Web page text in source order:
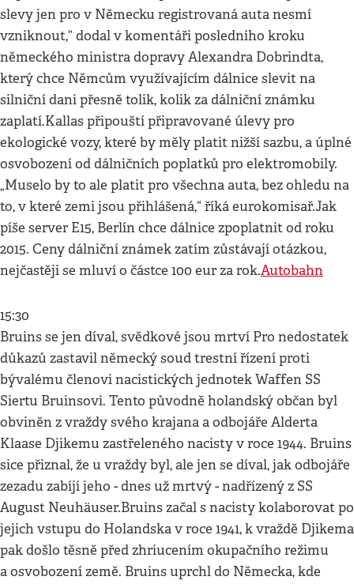
slevy jen pro v Německu registrovaná auta nesmí
vzniknout,“ dodal v komentáři posledního kroku
německého ministra dopravy Alexandra Dobrindta,
který chce Němcům využívajícím dálnice slevit na
silniční dani přesně tolik, kolik za dálniční známku
zaplatí.Kallas připouští připravované úlevy pro
ekologické vozy, které by měly platit nižší sazbu, a úplné
osvobození od dálničních poplatků pro elektromobily.
„Muselo by to ale platit pro všechna auta, bez ohledu na
to, v které zemi jsou přihlášená,“ říká eurokomisař.Jak
píše server E15, Berlín chce dálnice zpoplatnit od roku
2015. Ceny dálniční známek zatím zůstávají otázkou,
nejčastěji se mluví o částce 100 eur za rok.Autobahn
15:30
Bruins se jen díval, svědkové jsou mrtví Pro nedostatek
důkazů zastavil německý soud trestní řízení proti
bývalému členovi nacistických jednotek Waffen SS
Siertu Bruinsovi. Tento původně holandský občan byl
obviněn z vraždy svého krajana a odbojáře Alderta
Klaase Djikemu zastřeleného nacisty v roce 1944. Bruins
sice přiznal, že u vraždy byl, ale jen se díval, jak odbojáře
zezadu zabíjí jeho - dnes už mrtvý - nadřízený z SS
August Neuhäuser.Bruins začal s nacisty kolaborovat po
jejich vstupu do Holandska v roce 1941, k vraždě Djikema
pak došlo těsně před zhriucením okupačního režimu
a osvobození země. Bruins uprchl do Německa, kde